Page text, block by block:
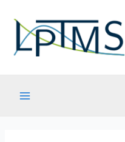
contenu